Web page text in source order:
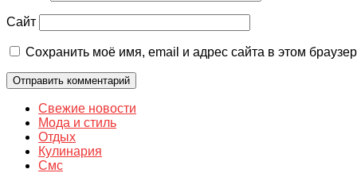
Сайт
Сохранить моё имя, email и адрес сайта в этом
Свежие новости
Мода и стиль
Отдых
Кулинария
Смс